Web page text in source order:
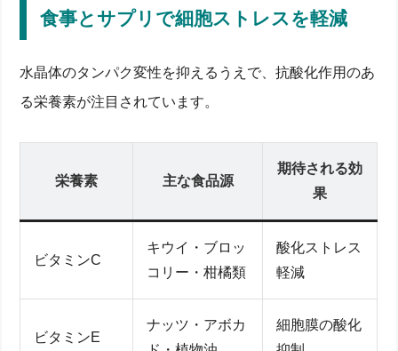
食事とサプリで細胞ストレスを軽減
水晶体のタンパク変性を抑えるうえで、抗酸化作用のあ
る栄養素が注目されています。
栄養素 主な食品源
期待される効
果
ビタミンC
キウイ・ブロッ
コリー・柑橘類
酸化ストレス
軽減
ビタミンE
ナッツ・アボカ
細胞膜の酸化